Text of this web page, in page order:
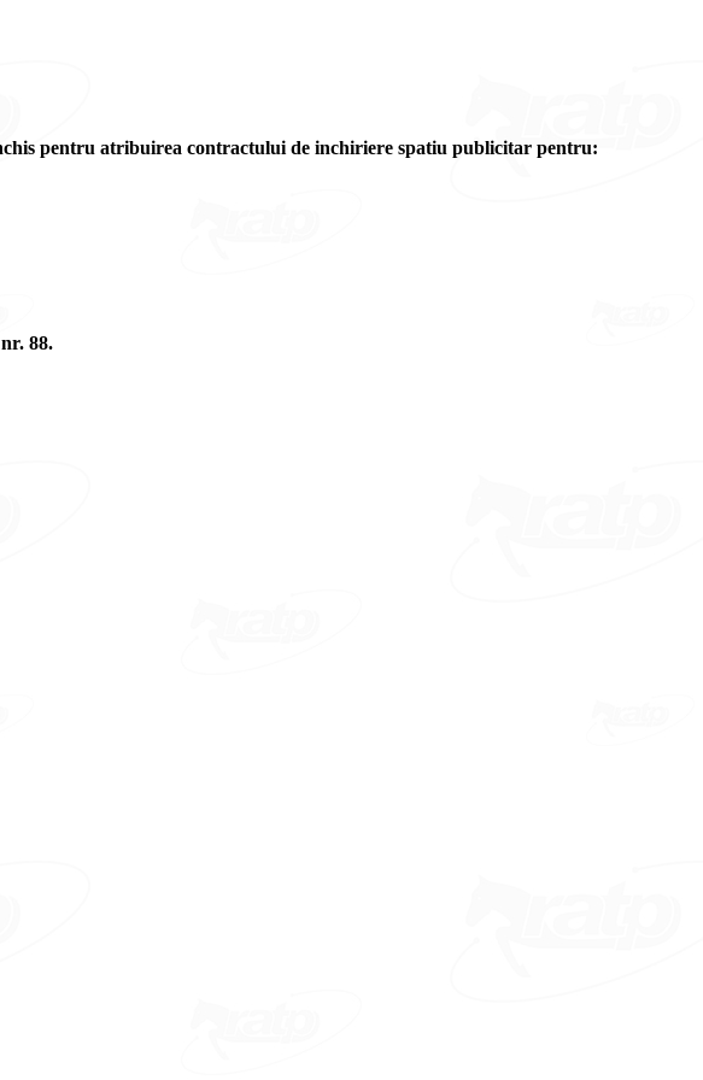
pentru atribuirea contractului de inchiriere spatiu publicitar pentru:
88.